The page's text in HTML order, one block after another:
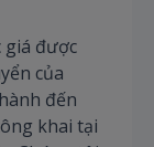
giá được
của
đến
khai tại